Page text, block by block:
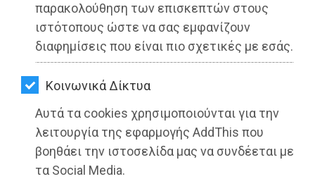
παρακολούθηση των επισκεπτών στους
ιστότοπους ώστε να σας εμφανίζουν
διαφημίσεις που είναι πιο σχετικές με εσάς.
Kοινωνικά Δίκτυα
Αυτά τα cookies χρησιμοποιούνται για την
λειτουργία της εφαρμογής AddThis που
βοηθάει την ιστοσελίδα μας να συνδέεται με
τα Social Media.
ΕΦΗΜΕΡΙΔΕΣ
OΔΗΓΟΣ
ΑΓΟΡΑΣ
ΨΙΘΥΡΟΙ
ΑΠΟΣΤΟΛΗ
ΑΡΘΡΩΝ
Διαβάστηκε 4476 φορές
09-11-2022
Από τoν Dr Γεώργιος Μαρκέτος
MD
Οφθαλμίατρος Χειρουργός